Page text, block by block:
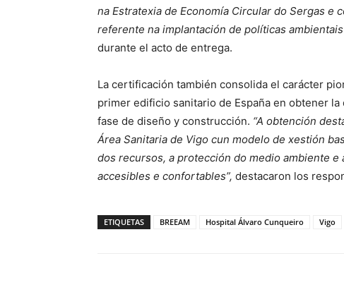
na Estratexia de Economía Circular do Sergas e
referente na implantación de políticas
durante el acto de entrega.
La certificación también consolida el carácter
primer edificio sanitario de España en obtener
fase de diseño y construcción. “A obtención
Área Sanitaria de Vigo cun modelo de xestión
dos recursos, a protección do medio ambiente e
accesibles e confortables”, destacaron los
ETIQUETAS BREEAM Hospital Álvaro Cunqueiro Vigo